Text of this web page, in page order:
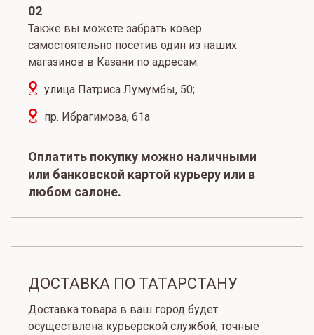
02
Также вы можете забрать ковер
самостоятельно посетив один из наших
магазинов в Казани по адресам:
улица Патриса Лумумбы, 50;
пр. Ибрагимова, 61а
Оплатить покупку можно наличными
или банковской картой курьеру или в
любом салоне.
ДОСТАВКА ПО ТАТАРСТАНУ
Доставка товара в ваш город будет
осуществлена курьерской службой, точные